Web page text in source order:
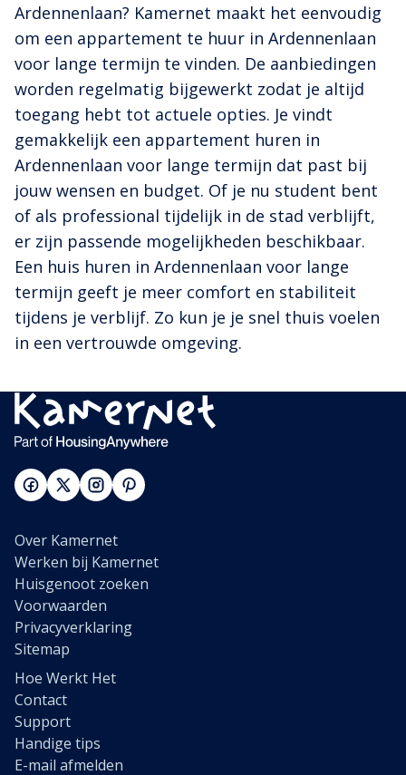
Ardennenlaan? Kamernet maakt het eenvoudig
om een appartement te huur in Ardennenlaan
voor lange termijn te vinden. De aanbiedingen
worden regelmatig bijgewerkt zodat je altijd
toegang hebt tot actuele opties. Je vindt
gemakkelijk een appartement huren in
Ardennenlaan voor lange termijn dat past bij
jouw wensen en budget. Of je nu student bent
of als professional tijdelijk in de stad verblijft,
er zijn passende mogelijkheden beschikbaar.
Een huis huren in Ardennenlaan voor lange
termijn geeft je meer comfort en stabiliteit
tijdens je verblijf. Zo kun je je snel thuis voelen
in een vertrouwde omgeving.
Over Kamernet
Werken bij Kamernet
Huisgenoot zoeken
Voorwaarden
Privacyverklaring
Sitemap
Hoe Werkt Het
Contact
Support
Handige tips
E-mail afmelden